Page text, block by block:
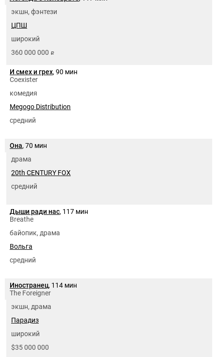
экшн, фэнтези
ЦПШ
широкий
360 000 000 руб.
И смех и грех, 90 мин
Coexister
комедия
Megogo Distribution
средний
Она, 70 мин
драма
20th CENTURY FOX
средний
Дыши ради нас, 117 мин
Breathe
байопик, драма
Вольга
средний
Иностранец, 114 мин
The Foreigner
экшн, драма
Парадиз
широкий
$35 000 000